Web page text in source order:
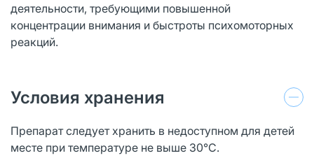
деятельности, требующими повышенной
концентрации внимания и быстроты психомоторных
реакций.
Условия хранения
Препарат следует хранить в недоступном для детей
месте при температуре не выше 30°С.